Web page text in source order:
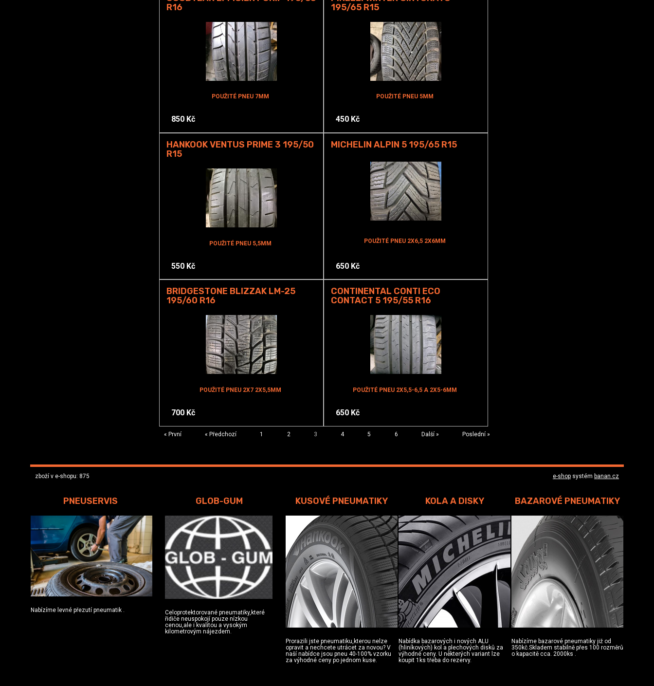
R16
POUŽITÉ PNEU 7MM
850 Kč
195/65 R15
POUŽITÉ PNEU 5MM
450 Kč
HANKOOK VENTUS PRIME 3 195/50
R15
POUŽITÉ PNEU 5,5MM
550 Kč
MICHELIN ALPIN 5 195/65 R15
POUŽITÉ PNEU 2X6,5 2X6MM
650 Kč
BRIDGESTONE BLIZZAK LM-25
195/60 R16
POUŽITÉ PNEU 2X7 2X5,5MM
700 Kč
CONTINENTAL CONTI ECO
CONTACT 5 195/55 R16
POUŽITÉ PNEU 2X5,5-6,5 A 2X5-6MM
650 Kč
« První « Předchozí 1 2 3 4 5 6 Další » Poslední »
zboží v e-shopu: 875 e-shop systém banan.cz
PNEUSERVIS
Nabízíme levné přezutí pneumatik .
GLOB-GUM
Celoprotektorované pneumatiky,které
řidiče neuspokojí pouze nízkou
cenou,ale i kvalitou a vysokým
kilometrovým nájezdem.
KUSOVÉ PNEUMATIKY
Prorazili jste pneumatiku,kterou nelze
opravit a nechcete utrácet za novou? V
naší nabídce jsou pneu 40-100% vzorku
za výhodné ceny po jednom kuse.
KOLA A DISKY
Nabídka bazarových i nových ALU
(hliníkových) kol a plechových disků za
výhodné ceny. U některých variant lze
koupit 1ks třeba do rezervy.
BAZAROVÉ PNEUMATIKY
Nabízíme bazarové pneumatiky již od
350kč.Skladem stabilně přes 100 rozměrů
o kapacitě cca. 2000ks .